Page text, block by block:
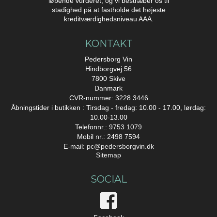
stadighed på at fastholde det højeste
kreditværdighedsniveau AAA.
KONTAKT
Pedersborg Vin
Hindborgvej 56
7800 Skive
Danmark
CVR-nummer: 3228 3446
Åbningstider i butikken : Tirsdag - fredag: 10.00 - 17.00, lørdag:
10.00-13.00
Telefonnr.: 9753 1079
Mobil nr.: 2498 7594
E-mail: pc@pedersborgvin.dk
Sitemap
SOCIAL